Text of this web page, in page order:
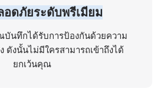
อดภัยระดับพรีเมียม
นทึกได้รับการป้องกันด้วยความ
ดังนั้นไม่มีใครสามารถเข้าถึงได้
ยกเว้นคุณ